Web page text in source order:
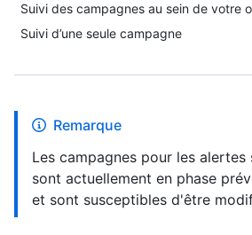
Suivi des campagnes au sein de votre
Suivi d’une seule campagne
Remarque
Les campagnes pour les alertes
sont actuellement en phase
et sont susceptibles d'être